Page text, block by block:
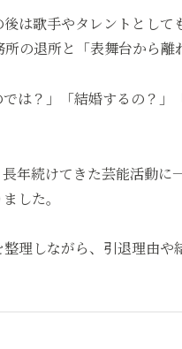
は歌手やタレントとして
の退所と「表舞台から離
は？」「結婚するの？
年続けてきた芸能活動に
した。
理しながら、引退理由